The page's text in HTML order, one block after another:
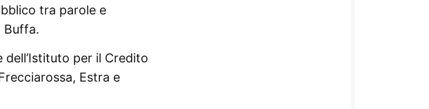
tra parole e
Buffa.
per il Credito
Estra e